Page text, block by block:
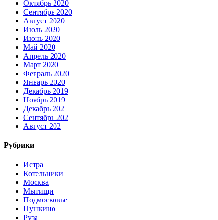
Октябрь 2020
Сентябрь 2020
Август 2020
Июль 2020
Июнь 2020
Май 2020
Апрель 2020
Март 2020
Февраль 2020
Январь 2020
Декабрь 2019
Ноябрь 2019
Декабрь 202
Сентябрь 202
Август 202
Рубрики
Истра
Котельники
Москва
Мытищи
Подмосковье
Пушкино
Руза